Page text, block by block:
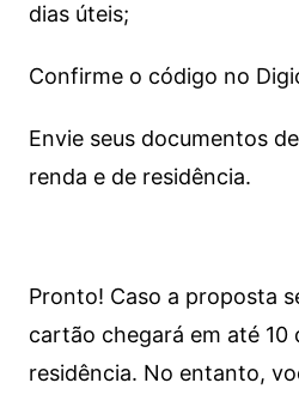
dias úteis;
Confirme o código no
Envie seus documentos
renda e de residência.
Pronto! Caso a proposta
cartão chegará em até 10
residência. No entanto,